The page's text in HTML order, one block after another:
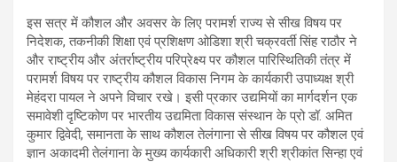
इस सत्र में कौशल और अवसर के लिए परामर्श राज्य से सीख विषय पर
निदेशक, तकनीकी शिक्षा एवं प्रशिक्षण ओडिशा श्री चक्रवर्ती सिंह राठौर ने
और राष्ट्रीय और अंतर्राष्ट्रीय परिप्रेक्ष्य पर कौशल पारिस्थितिकी तंत्र में
परामर्श विषय पर राष्ट्रीय कौशल विकास निगम के कार्यकारी उपाध्यक्ष श्री
मेहंदरा पायल ने अपने विचार रखे। इसी प्रकार उद्यमियों का मार्गदर्शन एक
समावेशी दृष्टिकोण पर भारतीय उद्यमिता विकास संस्थान के प्रो डॉ. अमित
कुमार द्विवेदी, समानता के साथ कौशल तेलंगाना से सीख विषय पर कौशल एवं
ज्ञान अकादमी तेलंगाना के मुख्य कार्यकारी अधिकारी श्री श्रीकांत सिन्हा एवं